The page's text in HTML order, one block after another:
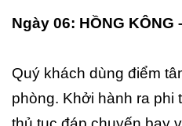
Ngày 06: HỒNG KÔNG
Quý khách dùng điểm
phòng. Khởi hành ra phi